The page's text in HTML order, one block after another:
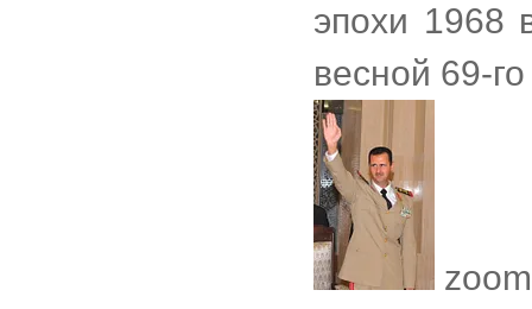
эпохи 1968
весной 69-
zoom